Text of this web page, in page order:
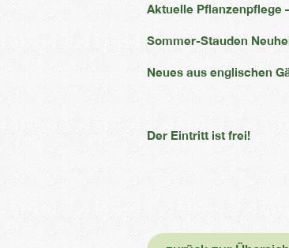
Aktuelle Pflanzenpflege
Sommer-Stauden
Neues aus englischen
Der Eintritt ist frei!